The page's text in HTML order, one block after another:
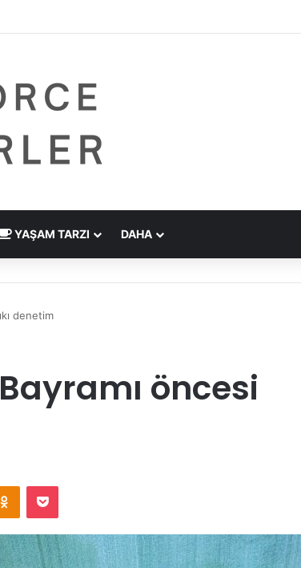
Eskide Kaldı: Görme Kusurlarının Tedavisinde Yeni Nesil
YAŞAM TARZI DAHA
denetim
öncesi